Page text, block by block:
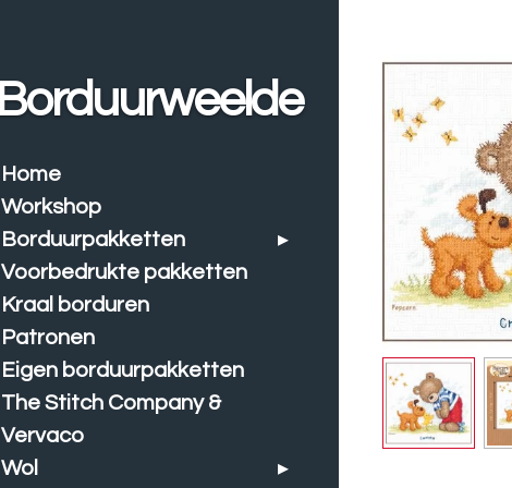
Borduurweelde
Home
Workshop
Borduurpakketten
Voorbedrukte pakketten
Kraal borduren
Patronen
Eigen borduurpakketten
The Stitch Company &
Vervaco
Wol